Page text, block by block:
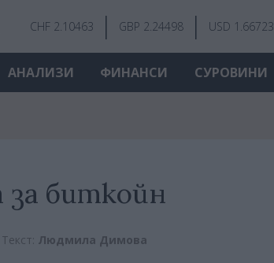
CHF 2.10463 GBP 2.24498 USD 1.66723
АНАЛИЗИ ФИНАНСИ СУРОВИНИ
биткойн
Текст: Людмила Димова